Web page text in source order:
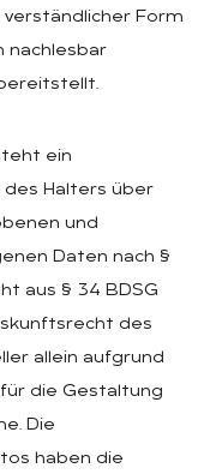
Form
nachlesbar
ein
Halters über
und
Daten nach §
aus § 34 BDSG
des
allein aufgrund
die Gestaltung
Die
haben die